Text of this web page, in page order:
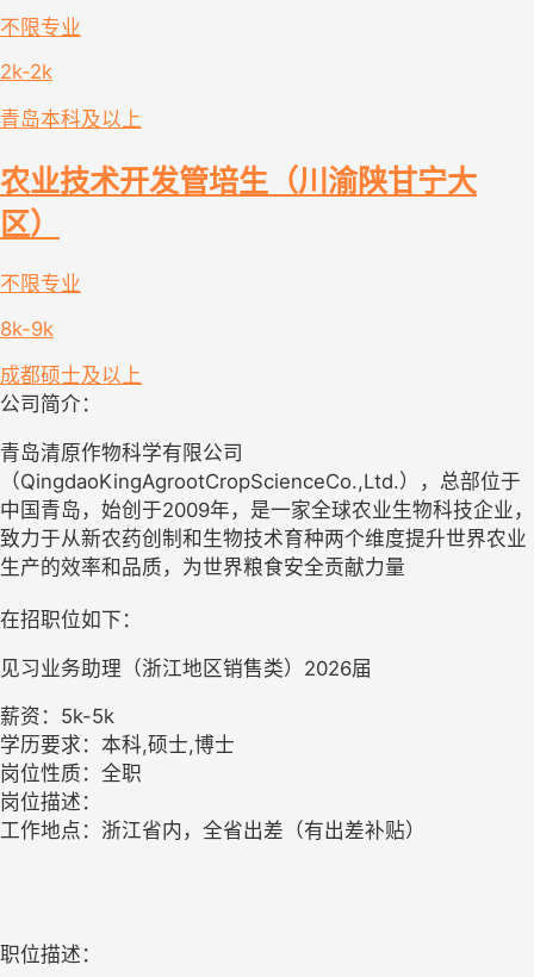
不限专业
2k-2k
青岛本科及以上
农业技术开发管培生（川渝陕甘宁大
区）
不限专业
8k-9k
成都硕士及以上
公司简介：
青岛清原作物科学有限公司
（QingdaoKingAgrootCropScienceCo.,Ltd.），总部位于
中国青岛，始创于2009年，是一家全球农业生物科技企业，
致力于从新农药创制和生物技术育种两个维度提升世界农业
生产的效率和品质，为世界粮食安全贡献力量
在招职位如下：
见习业务助理（浙江地区销售类）2026届
薪资：5k-5k
学历要求：本科,硕士,博士
岗位性质：全职
岗位描述：
工作地点：浙江省内，全省出差（有出差补贴）
职位描述：